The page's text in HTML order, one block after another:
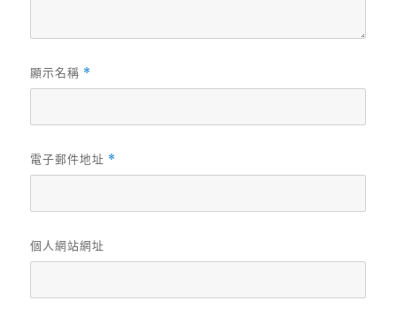
顯示名稱 *
電子郵件地址 *
個人網站網址